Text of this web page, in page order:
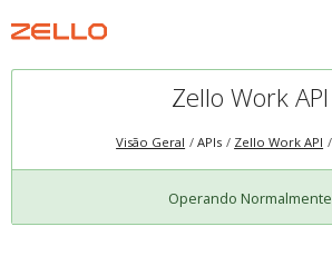
Zello Work API
Visão Geral APIs Zello Work API
Operando Normalmente